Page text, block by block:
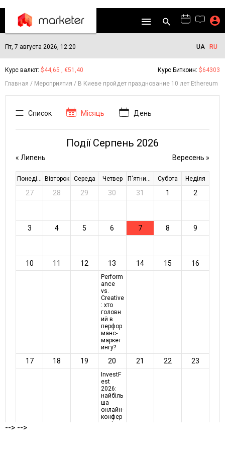
Пт, 7 августа 2026, 12:20 UA RU
Курс валют: $44,65 , €51,40 Курс Биткоин: $64303
Главная
Мероприятия В Киеве пройдет празднование 10 лет Ethereum
--> -->